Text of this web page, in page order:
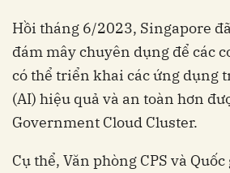
Hồi tháng 6/2023, Singapore
đám mây chuyên dụng để các
có thể triển khai các ứng dụng
(AI) hiệu quả và an toàn hơn
Government Cloud Cluster.
Cụ thể, Văn phòng CPS và